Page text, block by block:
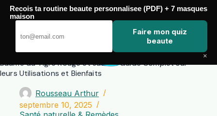
Passer
contenu
Baume du Tigre Rouge et Jaune : Guide Complet sur
leurs Utilisations et Bienfaits
Rousseau Arthur
septembre 10, 2025
Recois ta routine beaute personnalisee (PDF) + 7 masques
maison
Faire mon quiz
beaute
×